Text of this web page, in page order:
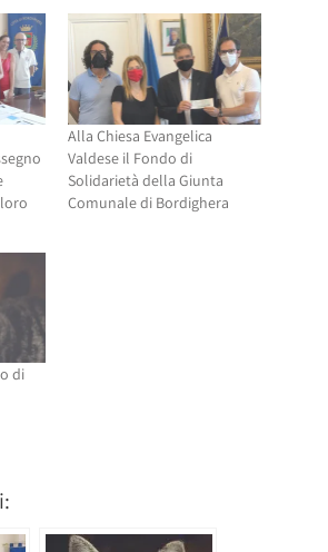
Alla Chiesa Evangelica
Valdese il Fondo di
Solidarietà della Giunta
Comunale di Bordighera
di